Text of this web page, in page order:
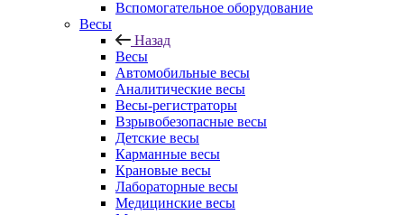
Вспомогательное оборудование
Весы
Назад
Весы
Автомобильные весы
Аналитические весы
Весы-регистраторы
Взрывобезопасные весы
Детские весы
Карманные весы
Крановые весы
Лабораторные весы
Медицинские весы